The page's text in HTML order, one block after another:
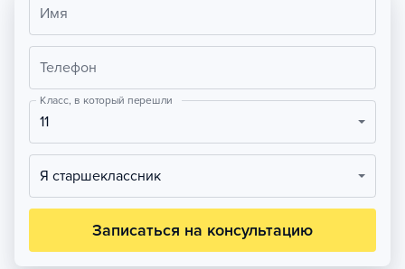
Имя
Телефон
Класс, в который перешли
11
Я старшеклассник
Записаться на консультацию